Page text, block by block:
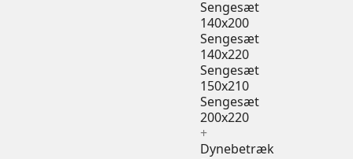
Sengesæt
140x200
Sengesæt
140x220
Sengesæt
150x210
Sengesæt
200x220
+
Dynebetræk